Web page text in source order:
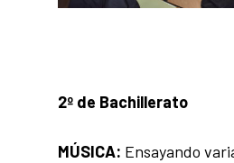
2º de Bachillerato
MÚSICA: Ensayando